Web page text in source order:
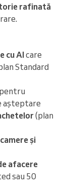
rafinată
cu AIcare
Standard
pentru
așteptare
(plan
camere și
afacere
sau 50